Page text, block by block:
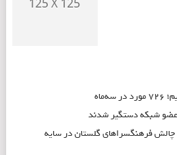
چالش فرهنگسراهای گلستان در سایه